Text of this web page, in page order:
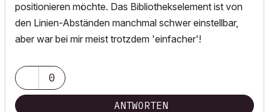
positionieren möchte. Das Bibliothekselement ist von
den Linien-Abständen manchmal schwer einstellbar,
aber war bei mir meist trotzdem 'einfacher'!
0
ANTWORTEN